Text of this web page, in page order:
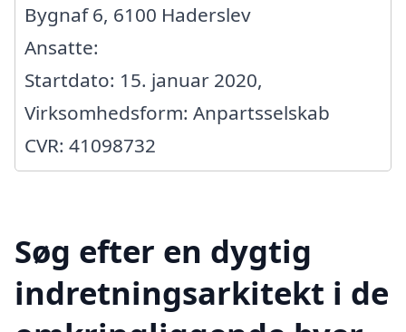
Bygnaf 6, 6100 Haderslev
Ansatte:
Startdato: 15. januar 2020,
Virksomhedsform: Anpartsselskab
CVR: 41098732
Søg efter en dygtig
indretningsarkitekt i de